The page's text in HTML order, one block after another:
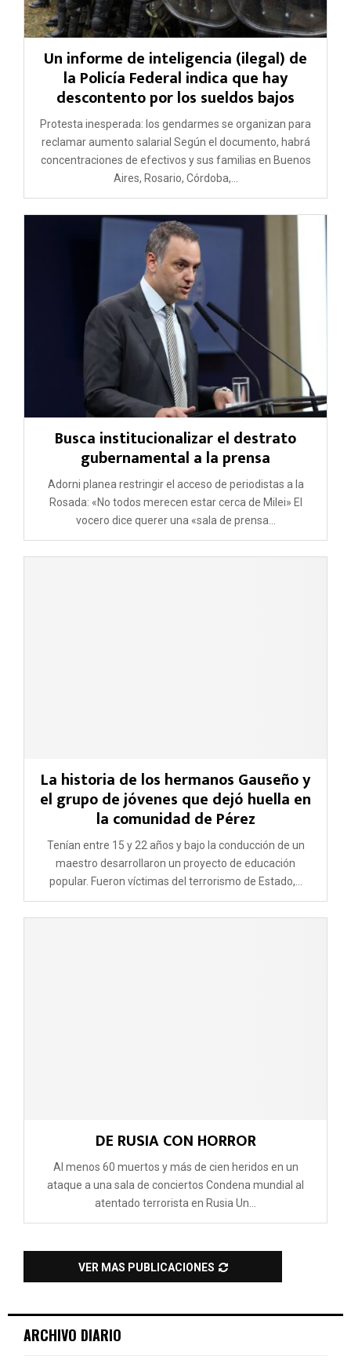
Un informe de inteligencia (ilegal) de
la Policía Federal indica que hay
descontento por los sueldos bajos
Protesta inesperada: los gendarmes se organizan para
reclamar aumento salarial Según el documento, habrá
concentraciones de efectivos y sus familias en Buenos
Aires, Rosario, Córdoba,...
Busca institucionalizar el destrato
gubernamental a la prensa
Adorni planea restringir el acceso de periodistas a la
Rosada: «No todos merecen estar cerca de Milei» El
vocero dice querer una «sala de prensa...
La historia de los hermanos Gauseño y
el grupo de jóvenes que dejó huella en
la comunidad de Pérez
Tenían entre 15 y 22 años y bajo la conducción de un
maestro desarrollaron un proyecto de educación
popular. Fueron víctimas del terrorismo de Estado,...
DE RUSIA CON HORROR
Al menos 60 muertos y más de cien heridos en un
ataque a una sala de conciertos Condena mundial al
atentado terrorista en Rusia Un...
VER MAS PUBLICACIONES
ARCHIVO DIARIO